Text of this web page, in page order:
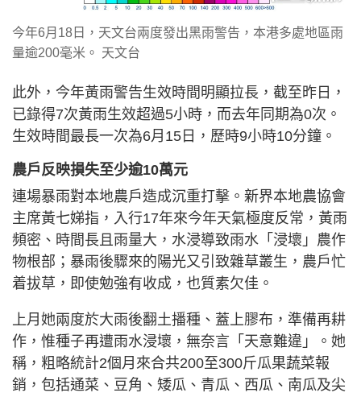
今年6月18日，天文台兩度發出黑雨警告，本港多處地區雨
量逾200毫米。 天文台
此外，今年黃雨警告生效時間明顯拉長，截至昨日，
已錄得7次黃雨生效超過5小時，而去年同期為0次。
生效時間最長一次為6月15日，歷時9小時10分鐘。
農戶反映損失至少逾10萬元
連場暴雨對本地農戶造成沉重打擊。新界本地農協會
主席黃七娣指，入行17年來今年天氣極度反常，黃雨
頻密、時間長且雨量大，水浸導致雨水「浸壞」農作
物根部；暴雨後驟來的陽光又引致雜草叢生，農戶忙
着拔草，即使勉強有收成，也質素欠佳。
上月她兩度於大雨後翻土播種、蓋上膠布，準備再耕
作，惟種子再遭雨水浸壞，無奈言「天意難違」。她
稱，粗略統計2個月來合共200至300斤瓜果蔬菜報
銷，包括通菜、豆角、矮瓜、青瓜、西瓜、南瓜及尖